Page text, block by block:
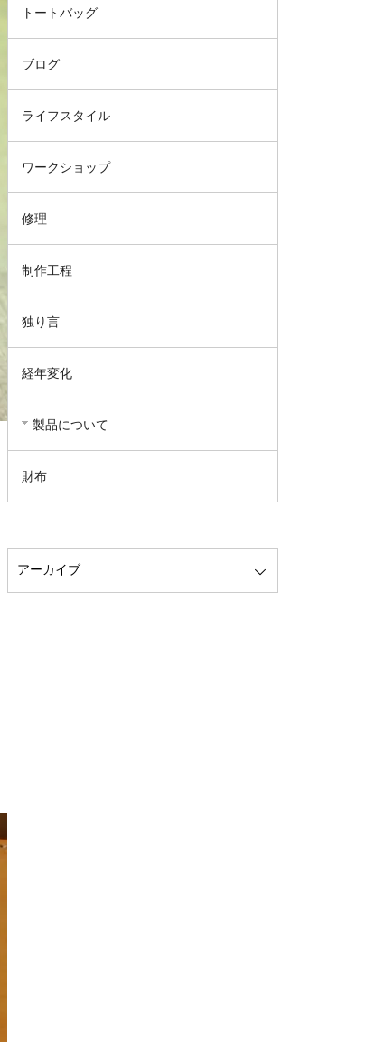
トートバッグ
ブログ
ライフスタイル
ワークショップ
修理
制作工程
独り言
経年変化
製品について
財布